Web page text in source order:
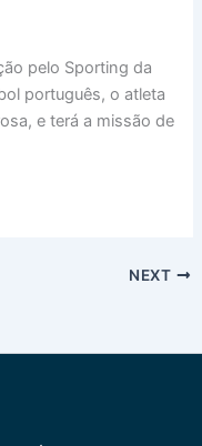
pelo Sporting da
português, o atleta
e terá a missão de
NEXT